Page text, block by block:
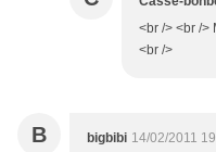
<br /> <br />
<br />
B bigbibi 14/02/2011